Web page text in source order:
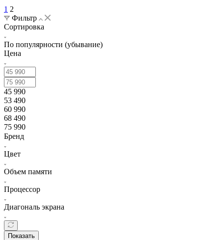
1 2
Фильтр
Сортировка
По популярности (убывание)
Цена
45 990
53 490
60 990
68 490
75 990
Бренд
Цвет
Объем памяти
Процессор
Диагональ экрана
Показать